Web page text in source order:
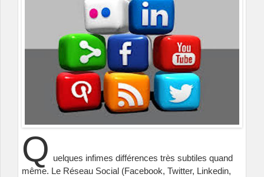
Q uelques infimes différences très subtiles quand
même. Le Réseau Social (Facebook, Twitter, Linkedin,